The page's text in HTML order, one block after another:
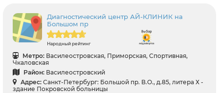
Диагностический центр АЙ-КЛИНИК на
Большом пр
Народный рейтинг
Метро: Василеостровская, Приморская, Спортивная,
Чкаловская
Район: Василеостровский
Адрес: Санкт-Петербург: Большой пр. В.О., д.85, литера Х -
здание Покровской больницы